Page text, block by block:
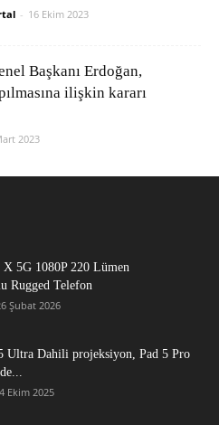
- 16 Ekim 2023
Başkanı Erdoğan,
ilişkin kararı
2023
5G 1080P 220 Lümen
Rugged Telefon
Şubat 2026
Ultra Dahili projeksiyon, Pad 5 Pro
Ekim 2025